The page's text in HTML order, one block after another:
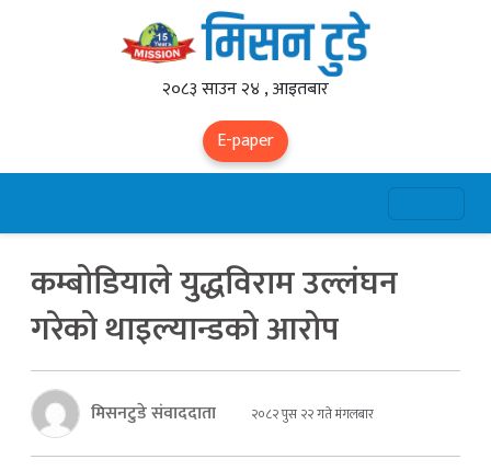
२०८३ साउन २४ , आइतबार
E-paper
कम्बोडियाले युद्धविराम उल्लंघन
गरेको थाइल्यान्डको आरोप
मिसनटुडे संवाददाता २०८२ पुस २२ गते मंगलबार